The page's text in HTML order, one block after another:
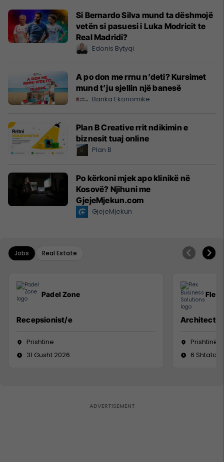
Si Bernardo Silva mund ta dëshmojë
vetën si pasuesi i Luka Modricit te
Real Madridi?
Edonis Bytyqi
A po don me rrnu n’deti? Kursimet
mund t’ju sjellin një banesë
Banka Ekonomike
Plan B Creative rrit ndikimin e
biznesit tuaj online
Plan B
Po kërkoni mjek apo klinikë në
Kosovë? Njihuni me
GjejeMjekun.com
GjejeMjekun
Jobs Real Estate
Padel Zone
Recepsionist/e
Prishtine
31 Gusht 2026
Flex
Architect
Prishtinë
6 Shtator